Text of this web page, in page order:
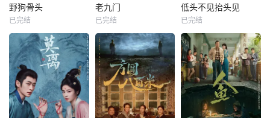
野狗骨头
已完结
老九门
已完结
低头不见抬头见
已完结